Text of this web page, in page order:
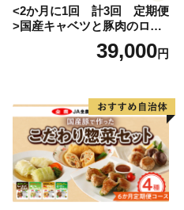
<2か月に1回 計3回 定期便
>国産キャベツと豚肉のロー
ルキャベツ（4P入り）
39,000円